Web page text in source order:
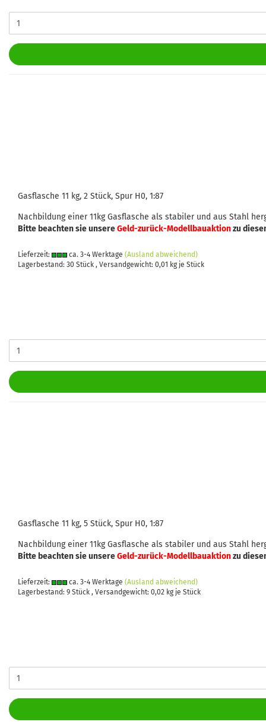
Gasflasche 11 kg, 2 Stück, Spur H0, 1:87
Nachbildung einer 11kg Gasflasche als stabiler und aus Stahl
Bitte beachten sie unsereGeld-zurück-Modellbauaktionzu
Lieferzeit: ca. 3-4 Werktage (Ausland abweichend)
Lagerbestand: 30 Stück , Versandgewicht: 0,01 kg je Stück
Gasflasche 11 kg, 5 Stück, Spur H0, 1:87
Nachbildung einer 11kg Gasflasche als stabiler und aus Stahl
Bitte beachten sie unsereGeld-zurück-Modellbauaktionzu
Lieferzeit: ca. 3-4 Werktage (Ausland abweichend)
Lagerbestand: 9 Stück , Versandgewicht: 0,02 kg je Stück